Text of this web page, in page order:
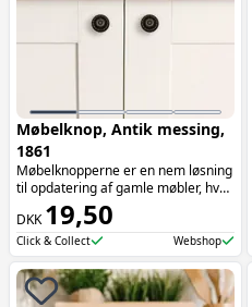
Møbelknop, Antik messing,
1861
Møbelknopperne er en nem løsning
til opdatering af gamle møbler, hvor
de tilføjer både funktionalitet og
æstetik. Møbelknopperne er især
oplagte at bruge på skuffer.
DKK19,50
Click & Collect Webshop